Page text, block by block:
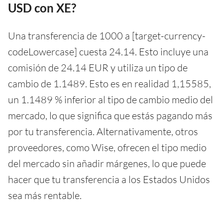
USD con XE?
Una transferencia de 1000 a [target-currency-
codeLowercase] cuesta 24.14. Esto incluye una
comisión de 24.14 EUR y utiliza un tipo de
cambio de 1.1489. Esto es en realidad 1,15585,
un 1.1489 % inferior al tipo de cambio medio del
mercado, lo que significa que estás pagando más
por tu transferencia. Alternativamente, otros
proveedores, como Wise, ofrecen el tipo medio
del mercado sin añadir márgenes, lo que puede
hacer que tu transferencia a los Estados Unidos
sea más rentable.